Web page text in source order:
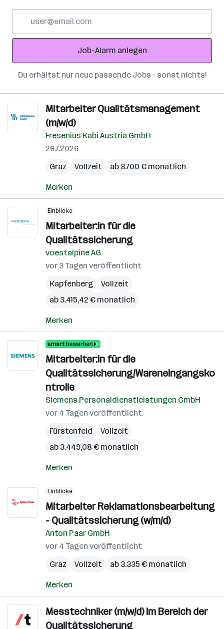
Adresse
Job-Alarm anlegen
Du erhältst nur neue passende Jobs – sonst nichts!
Mitarbeiter Qualitätsmanagement
(m/w/d)
Fresenius Kabi Austria GmbH
29.7.2026
Graz
Vollzeit ab 3.700 € monatlich
Merken
Einblicke
Mitarbeiter:in für die
Qualitätssicherung
voestalpine AG
vor 3 Tagen veröffentlicht
Kapfenberg
Vollzeit
ab 3.415,42 € monatlich
Merken
Mitarbeiter:in für die
Qualitätssicherung/Wareneingangsko
ntrolle
Siemens Personaldienstleistungen GmbH
vor 4 Tagen veröffentlicht
Fürstenfeld
Vollzeit
ab 3.449,08 € monatlich
Merken
Einblicke
Mitarbeiter Reklamationsbearbeitung
- Qualitätssicherung (w/m/d)
Anton Paar GmbH
vor 4 Tagen veröffentlicht
Graz
Vollzeit ab 3.335 € monatlich
Merken
Messtechniker (m/w/d) im Bereich der
Qualitätssicherung